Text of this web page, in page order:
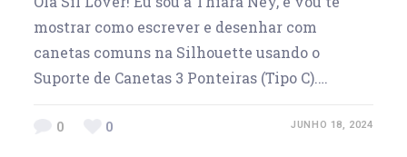
mostrar como escrever e desenhar com
canetas comuns na Silhouette usando o
Suporte de Canetas 3 Ponteiras (Tipo C).…
0 0 JUNHO 18, 2024